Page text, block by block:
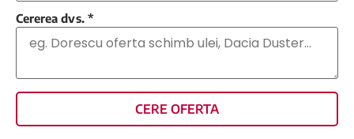
Cererea dvs. *
CERE OFERTA